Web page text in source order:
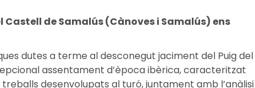
de Samalús (Cànoves i Samalús) ens
dutes a terme al desconegut jaciment del Puig del
assentament d’època ibèrica, caracteritzat
desenvolupats al turó, juntament amb l’anàlisi